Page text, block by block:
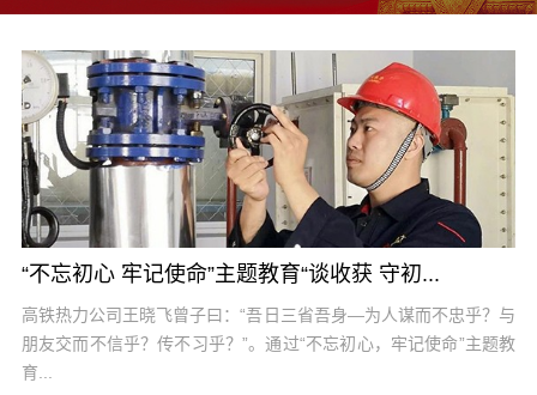
“不忘初心 牢记使命”主题教育“谈收获 守初...
高铁热力公司王晓飞曾子曰：“吾日三省吾身—为人谋而不忠乎？与
朋友交而不信乎？传不习乎？”。通过“不忘初心，牢记使命”主题教
育...